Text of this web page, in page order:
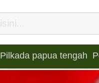
Pilkada papua tengah